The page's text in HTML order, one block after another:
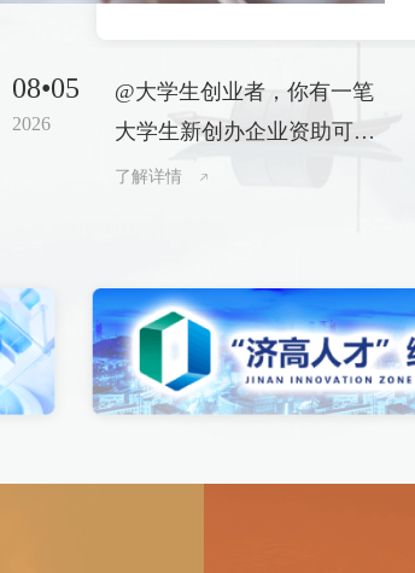
08•05
2026
@大学生创业者，你有一笔
大学生新创办企业资助可以
申请
了解详情